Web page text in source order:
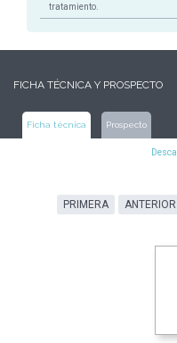
tratamiento.
FICHA TÉCNICA Y PROSPECTO
Ficha técnica Prospecto
PRIMERA ANTERIOR